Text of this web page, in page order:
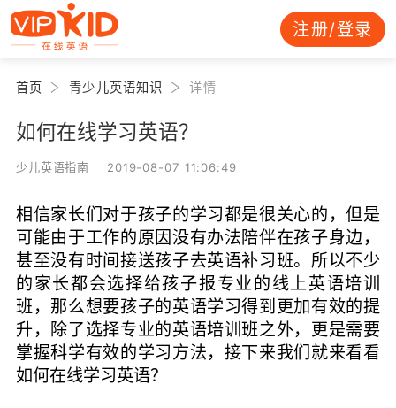
注册/登录
首页 青少儿英语知识 详情
如何在线学习英语？
少儿英语指南 2019-08-07 11:06:49
相信家长们对于孩子的学习都是很关心的，但是
可能由于工作的原因没有办法陪伴在孩子身边，
甚至没有时间接送孩子去英语补习班。所以不少
的家长都会选择给孩子报专业的线上英语培训
班，那么想要孩子的英语学习得到更加有效的提
升，除了选择专业的英语培训班之外，更是需要
掌握科学有效的学习方法，接下来我们就来看看
如何在线学习英语？